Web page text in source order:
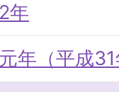
年
年（平成